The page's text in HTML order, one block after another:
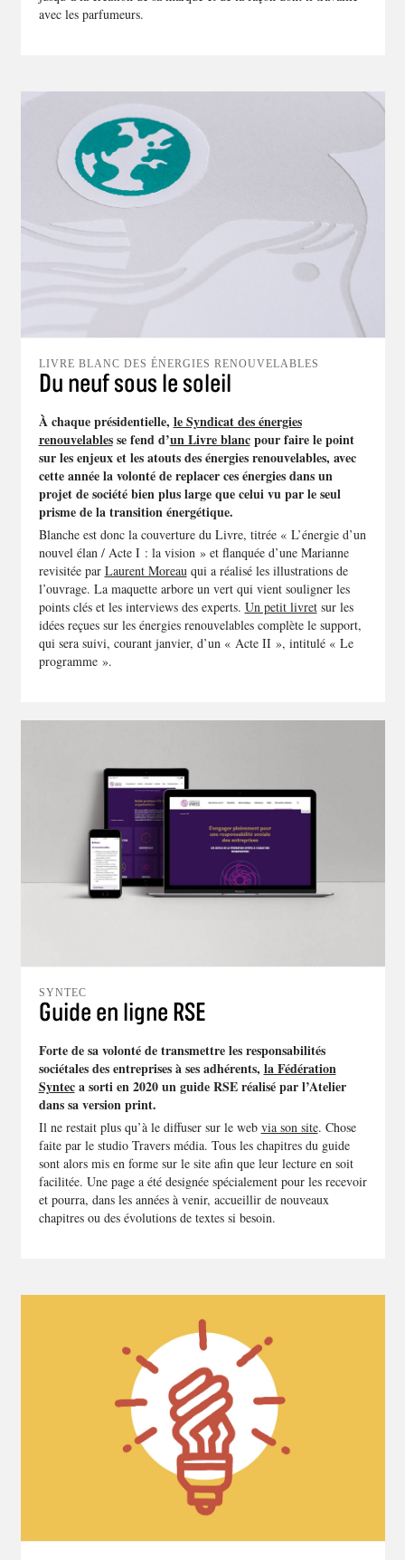
avec les parfumeurs.
LIVRE BLANC DES ÉNERGIES RENOUVELABLES
Du neuf sous le soleil
À chaque présidentielle, le Syndicat des énergies
renouvelablesse fend d’un Livre blancpour faire le point
sur les enjeux et les atouts des énergies renouvelables, avec
cette année la volonté de replacer ces énergies dans un
projet de société bien plus large que celui vu par le seul
prisme de la transition énergétique.
Blanche est donc la couverture du Livre, titrée « L’énergie d’un
nouvel élan / Acte I : la vision » et flanquée d’une Marianne
revisitée par Laurent Moreauqui a réalisé les illustrations de
l’ouvrage. La maquette arbore un vert qui vient souligner les
points clés et les interviews des experts. Un petit livretsur les
idées reçues sur les énergies renouvelables complète le support,
qui sera suivi, courant janvier, d’un « Acte II », intitulé « Le
programme ».
SYNTEC
Guide en ligne RSE
Forte de sa volonté de transmettre les responsabilités
sociétales des entreprises à ses adhérents, la Fédération
Synteca sorti en 2020 un guide RSE réalisé par l’Atelier
dans sa version print.
Il ne restait plus qu’à le diffuser sur le web via son site. Chose
faite par le studio Travers média. Tous les chapitres du guide
sont alors mis en forme sur le site afin que leur lecture en soit
facilitée. Une page a été designée spécialement pour les recevoir
et pourra, dans les années à venir, accueillir de nouveaux
chapitres ou des évolutions de textes si besoin.